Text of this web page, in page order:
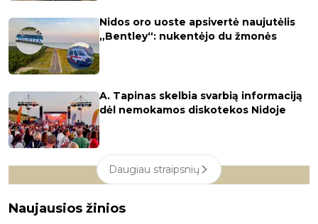
Nidos oro uoste apsivertė naujutėlis
„Bentley“: nukentėjo du žmonės
A. Tapinas skelbia svarbią informaciją
dėl nemokamos diskotekos Nidoje
Daugiau straipsnių
Naujausios žinios